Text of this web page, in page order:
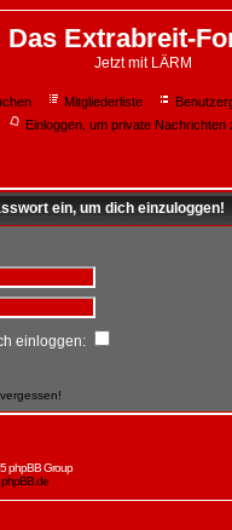
Das Extrabreit-
Jetzt mit LÄRM
Mitgliederliste
Einloggen, um private Nachrichten
ein, um dich einzuloggen!
einloggen:
phpBB Group
phpBB.de